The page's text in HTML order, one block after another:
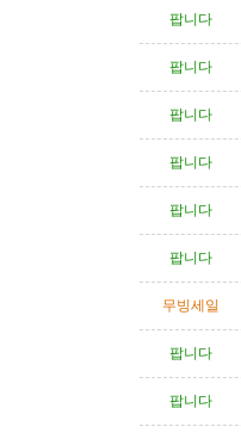
팝니다
팝니다
팝니다
팝니다
팝니다
팝니다
무빙세일
팝니다
팝니다